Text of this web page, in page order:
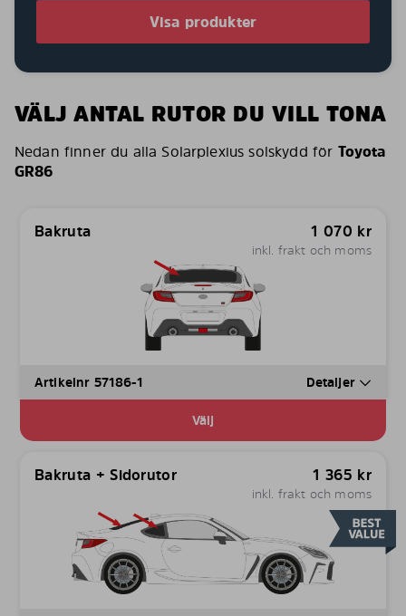
Visa produkter
VÄLJ ANTAL RUTOR DU VILL TONA
Nedan finner du alla Solarplexius solskydd för Toyota
GR86
Bakruta 1 070 kr
inkl. frakt och moms
Artikelnr 57186-1 Detaljer
Välj
Bakruta + Sidorutor 1 365 kr
inkl. frakt och moms